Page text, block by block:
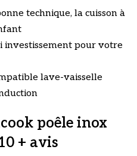
technique, la cuisson à
investissement pour votre
lave-vaisselle
poêle inox
+ avis